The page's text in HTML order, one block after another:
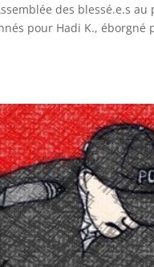
des blessé.e.s
pour Hadi K., éborgné